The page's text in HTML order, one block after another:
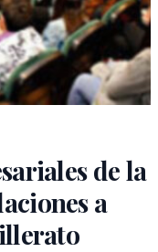
de la
a